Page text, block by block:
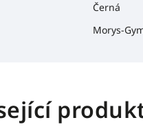
Černá
Morys-